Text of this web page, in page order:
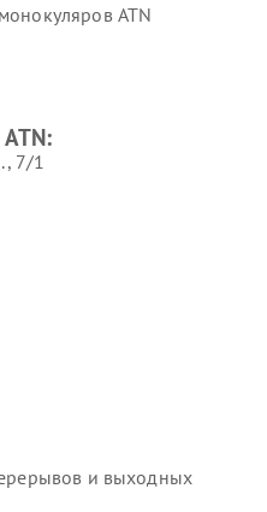
монокуляров ATN
7/1
и выходных